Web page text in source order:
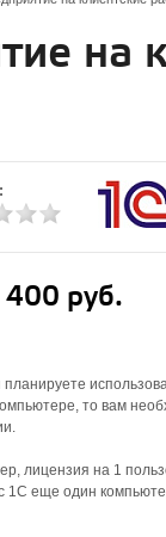
на
400 руб.
планируете
то вам
лицензия на 1
1С еще один